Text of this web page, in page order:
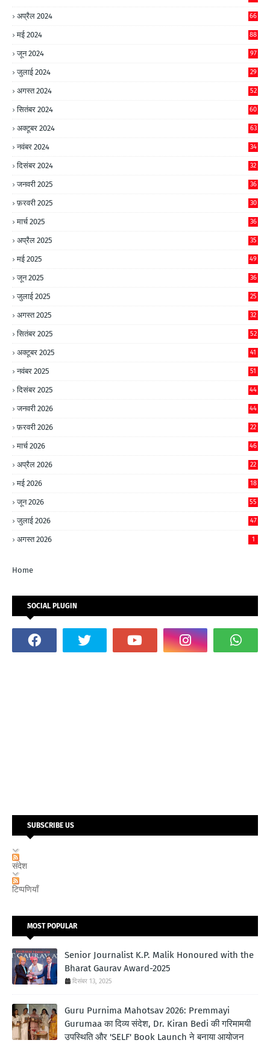
अप्रैल 2024 66
मई 2024 88
जून 2024 97
जुलाई 2024 29
अगस्त 2024 52
सितंबर 2024 60
अक्टूबर 2024 63
नवंबर 2024 34
दिसंबर 2024 32
जनवरी 2025 36
फ़रवरी 2025 30
मार्च 2025 36
अप्रैल 2025 35
मई 2025 49
जून 2025 36
जुलाई 2025 25
अगस्त 2025 32
सितंबर 2025 52
अक्टूबर 2025 41
नवंबर 2025 51
दिसंबर 2025 44
जनवरी 2026 44
फ़रवरी 2026 22
मार्च 2026 46
अप्रैल 2026 22
मई 2026 18
जून 2026 55
जुलाई 2026 47
अगस्त 2026 1
Home
SOCIAL PLUGIN
SUBSCRIBE US
संदेश
टिप्पणियाँ
MOST POPULAR
Senior Journalist K.P. Malik Honoured with the
Bharat Gaurav Award-2025
दिसंबर 13, 2025
Guru Purnima Mahotsav 2026: Premmayi
Gurumaa का दिव्य संदेश, Dr. Kiran Bedi की गरिमामयी
उपस्थिति और 'SELF' Book Launch ने बनाया आयोजन